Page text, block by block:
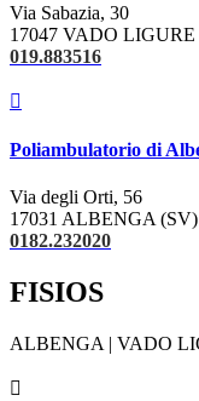
Via Sabazia, 30
17047 VADO
019.883516

Poliambulatorio di
Via degli Orti, 56
17031 ALBENGA (SV)
0182.232020
FISIOS
ALBENGA | VADO
